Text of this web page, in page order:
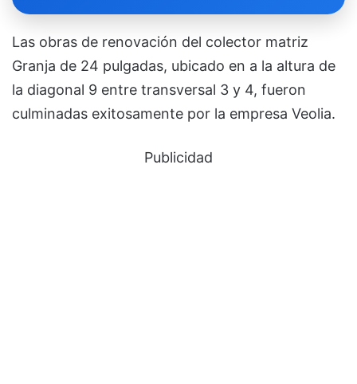
Las obras de renovación del colector matriz
Granja de 24 pulgadas, ubicado en a la altura de
la diagonal 9 entre transversal 3 y 4, fueron
culminadas exitosamente por la empresa Veolia.
Publicidad